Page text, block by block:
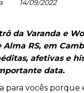
14/09/2022
da Varanda e
Alma RS, em
afetivas e
data.
para vocês porque